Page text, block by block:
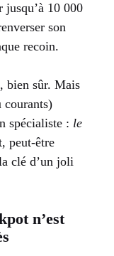
jusqu’à 10 000
son
recoin.
bien sûr. Mais
courants)
spécialiste : le
peut-être
clé d’un joli
n’est